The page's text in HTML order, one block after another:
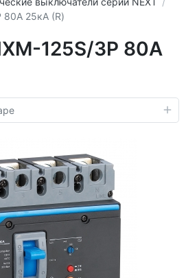
80А 25кА (R)
125S/3P 80А